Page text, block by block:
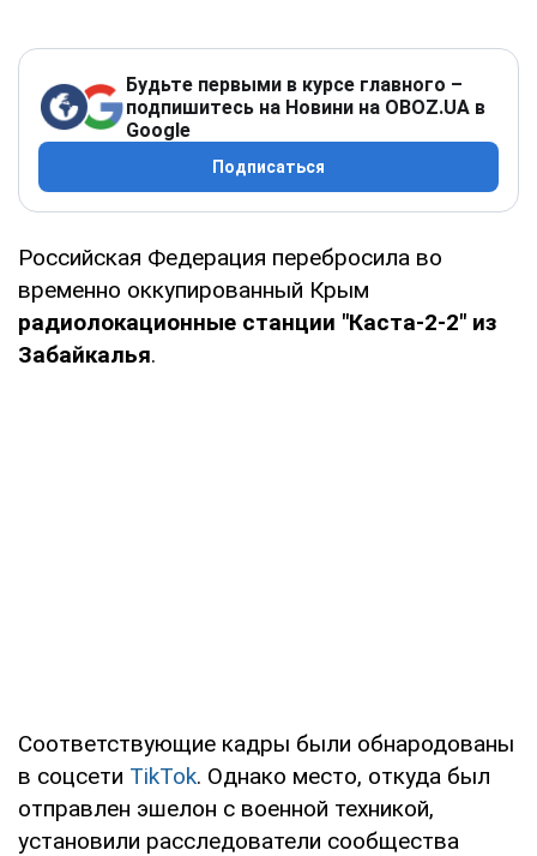
Будьте первыми в курсе главного –
подпишитесь на Новини на OBOZ.UA в
Google
Подписаться
Российская Федерация перебросила во
временно оккупированный Крым
радиолокационные станции "Каста-2-2" из
Забайкалья.
Соответствующие кадры были обнародованы
в соцсети TikTok. Однако место, откуда был
отправлен эшелон с военной техникой,
установили расследователи сообщества